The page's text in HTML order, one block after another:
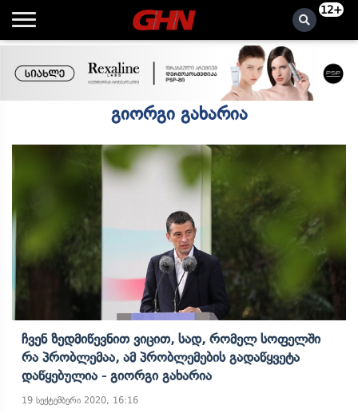
12+
გიორგი გახარია
Ჩვენ Ზედმიწევნით Ვიცით, Სად, Რომელ Სოფელში
Რა Პრობლემაა, Ამ Პრობლემების Გადაწყვეტა
Დაწყებულია - Გიორგი Გახარია
19 სექტემბერი 2020, 16:16